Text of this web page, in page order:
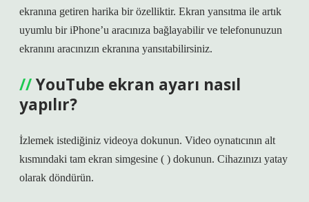
ekranına getiren harika bir özelliktir. Ekran yansıtma ile artık
uyumlu bir iPhone’u aracınıza bağlayabilir ve telefonunuzun
ekranını aracınızın ekranına yansıtabilirsiniz.
YouTube ekran ayarı nasıl
yapılır?
İzlemek istediğiniz videoya dokunun. Video oynatıcının alt
kısmındaki tam ekran simgesine ( ) dokunun. Cihazınızı yatay
olarak döndürün.